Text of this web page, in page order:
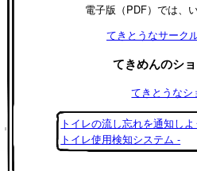
電子版（PDF）では、
てきとうなサーク
てきめんのシ
てきとうなシ
トイレの流し忘れを通知し
トイレ使用検知システム -